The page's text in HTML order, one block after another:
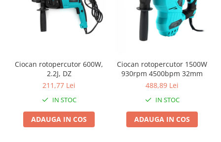
Lumina de crestere pentru plante
Proiectoare & lampi de lucru
Veioze si Lampi
Cantare Corporale
Aparate de spalat cu presiune si
Accesorii aparatele de spalat cu
presiune
Ciocan rotopercutor 600W,
2.2J, DZ
211,77 Lei
IN STOC
ADAUGA IN COS
Ciocan rotopercutor 1500W
930rpm 4500bpm 32mm
488,89 Lei
IN STOC
ADAUGA IN COS